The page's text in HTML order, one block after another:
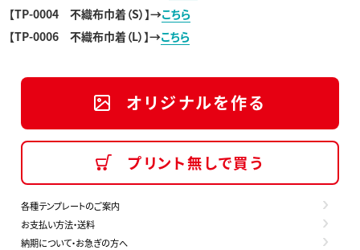
【TP-0004 不織布巾着（S）】→こちら
【TP-0006 不織布巾着（L）】→こちら
オリジナルを作る
プリント無しで買う
各種テンプレートのご案内
お支払い方法・送料
納期について・お急ぎの方へ